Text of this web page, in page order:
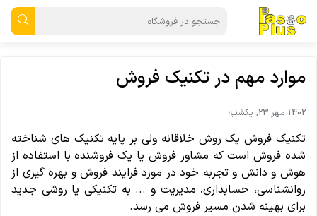
موارد مهم در تکنیک فروش
1402 مهر 23, یکشنبه
تکنیک فروش یک روش خلاقانه ولی بر پایه تکنیک های شناخته
شده فروش است که مشاور فروش یا یک فروشنده با استفاده از
هوش و دانش و تجربه خود در مورد فرایند فروش و بهره گیری از
روانشناسی، حسابداری، مدیریت و ... به تکنیکی یا روشی جدید
برای بهینه شدن مسیر فروش می رسد.